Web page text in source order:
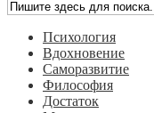
Психология
Вдохновение
Саморазвитие
Философия
Достаток